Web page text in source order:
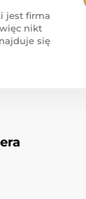
jest firma
więc nikt
się